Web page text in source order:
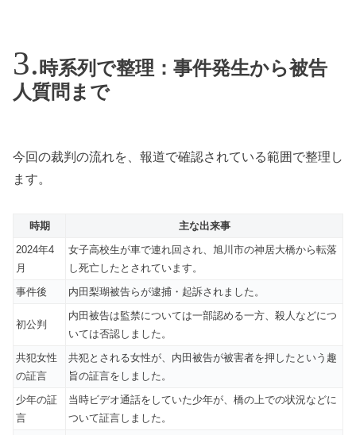
時系列で整理：事件発生から被告
人質問まで
今回の裁判の流れを、報道で確認されている範囲で整理し
ます。
時期
主な出来事
2024年4
月
女子高校生が車で連れ回され、旭川市の神居大橋から転落
し死亡したとされています。
事件後
内田梨瑚被告らが逮捕・起訴されました。
初公判
内田被告は監禁については一部認める一方、殺人などにつ
いては否認しました。
共犯女性
の証言
共犯とされる女性が、内田被告が被害者を押したという趣
旨の証言をしました。
少年の証
言
当時ビデオ通話をしていた少年が、橋の上での状況などに
ついて証言しました。